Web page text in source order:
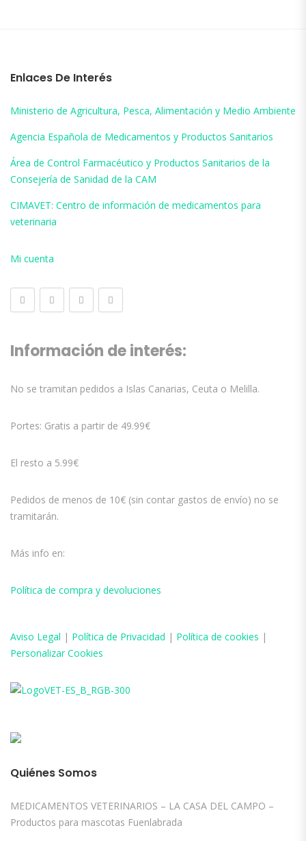
Enlaces De Interés
Ministerio de Agricultura, Pesca, Alimentación y Medio Ambiente
Agencia Española de Medicamentos y Productos Sanitarios
Área de Control Farmacéutico y Productos Sanitarios de la
Consejería de Sanidad de la CAM
CIMAVET: Centro de información de medicamentos para
veterinaria
Mi cuenta
Información de interés:
No se tramitan pedidos a Islas Canarias, Ceuta o Melilla.
Portes: Gratis a partir de 49.99€
El resto a 5.99€
Pedidos de menos de 10€ (sin contar gastos de envío) no se
tramitarán.
Más info en:
Política de compra y devoluciones
Aviso Legal | Política de Privacidad | Política de cookies |
Personalizar Cookies
Quiénes Somos
MEDICAMENTOS VETERINARIOS – LA CASA DEL CAMPO –
Productos para mascotas Fuenlabrada